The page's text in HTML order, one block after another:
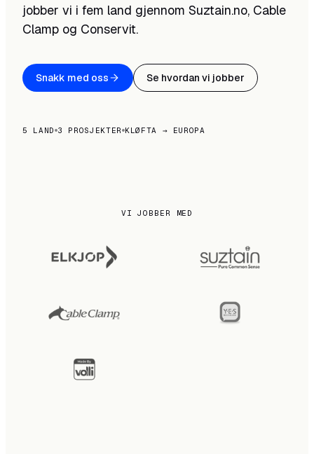
jobber vi i fem land gjennom Suztain.no, Cable
Clamp og Conservit.
Snakk med oss Se hvordan vi jobber
5 LAND 3 PROSJEKTER KLØFTA → EUROPA
VI JOBBER MED